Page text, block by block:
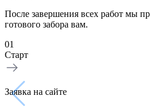
После завершения всех работ мы
готового забора вам.
01
Старт
Заявка на сайте